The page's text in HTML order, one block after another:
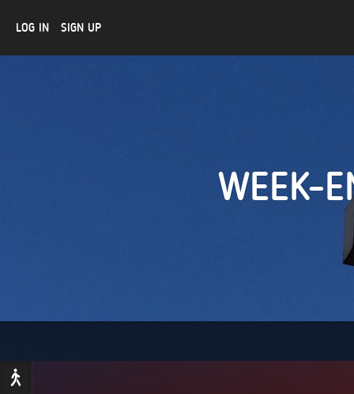
LOG IN SIGN UP
WEEK-